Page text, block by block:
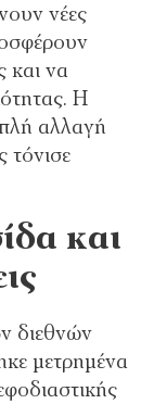
νέες
και να
Η
αλλαγή
τόνισε
και
διεθνών
μετρημένα